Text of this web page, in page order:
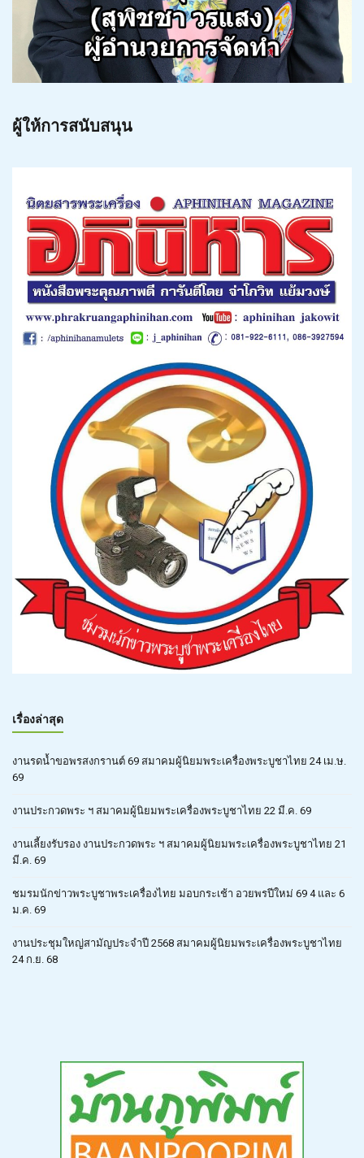
ผู้ให้การสนับสนุน
เรื่องล่าสุด
งานรดน้ำขอพรสงกรานต์ 69 สมาคมผู้นิยมพระเครื่องพระบูชาไทย 24 เม.ษ.
69
งานประกวดพระ ฯ สมาคมผู้นิยมพระเครื่องพระบูชาไทย 22 มี.ค. 69
งานเลี้ยงรับรอง งานประกวดพระ ฯ สมาคมผู้นิยมพระเครื่องพระบูชาไทย 21
มี.ค. 69
ชมรมนักข่าวพระบูชาพระเครื่องไทย มอบกระเช้า อวยพรปีใหม่ 69 4 และ 6
ม.ค. 69
งานประชุมใหญ่สามัญประจำปี 2568 สมาคมผู้นิยมพระเครื่องพระบูชาไทย
24 ก.ย. 68